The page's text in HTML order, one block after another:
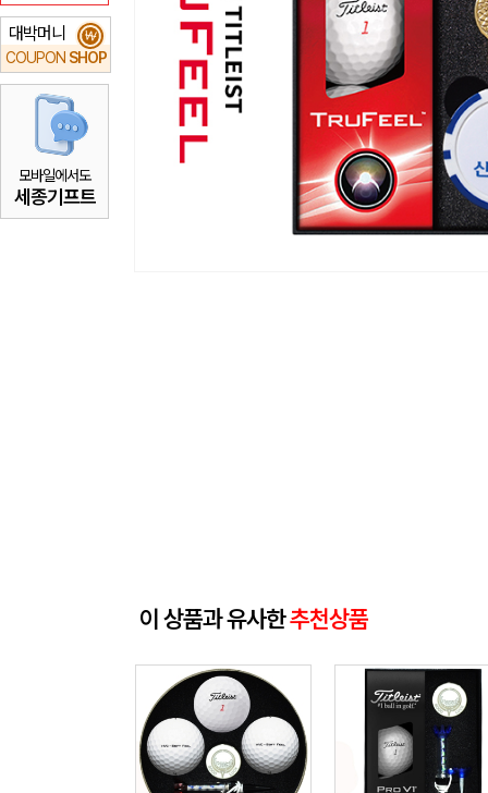
대박머니
COUPON SHOP
₩
모바일에서도
세종기프트
이 상품과 유사한추천상품